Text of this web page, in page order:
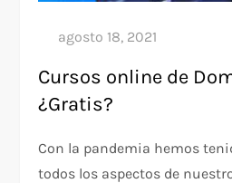
Cursos online de
¿Gratis?
Con la pandemia hemos
todos los aspectos de